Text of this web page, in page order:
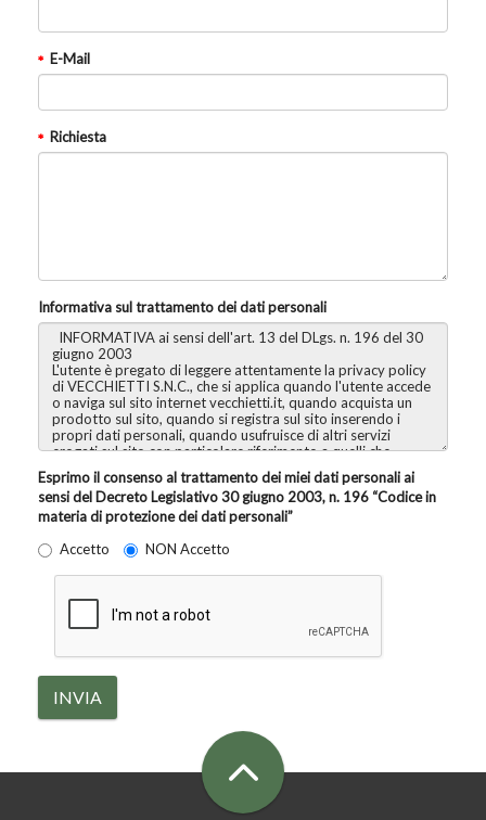
E-Mail
Richiesta
Informativa sul trattamento dei dati personali
Esprimo il consenso al trattamento dei miei dati personali ai
sensi del Decreto Legislativo 30 giugno 2003, n. 196 “Codice in
materia di protezione dei dati personali”
Accetto
NON Accetto
INVIA